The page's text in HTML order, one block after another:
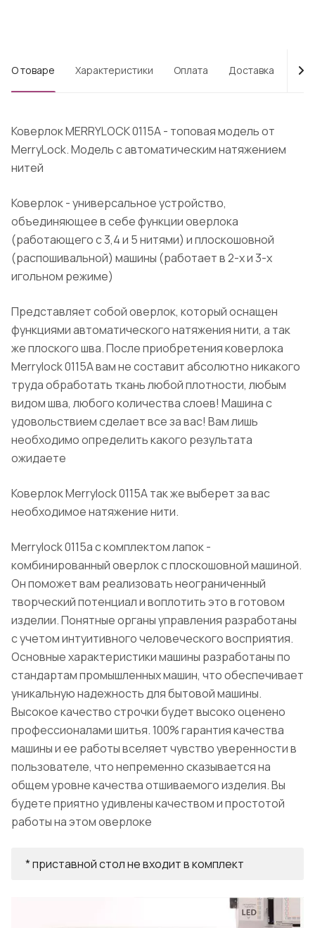
О товаре Характеристики Оплата Доставка
Коверлок MERRYLOCK 0115A - топовая модель от
MerryLock. Модель с автоматическим натяжением
нитей
Коверлок - универсальное устройство,
объединяющее в себе функции оверлока
(работающего с 3,4 и 5 нитями) и плоскошовной
(распошивальной) машины (работает в 2-х и 3-х
игольном режиме)
Представляет собой оверлок, который оснащен
функциями автоматического натяжения нити, а так
же плоского шва. После приобретения коверлока
Merrylock 0115A вам не составит абсолютно никакого
труда обработать ткань любой плотности, любым
видом шва, любого количества слоев! Машина с
удовольствием сделает все за вас! Вам лишь
необходимо определить какого результата
ожидаете
Коверлок Merrylock 0115A так же выберет за вас
необходимое натяжение нити.
Merrylock 0115a с комплектом лапок -
комбинированный оверлок с плоскошовной машиной.
Он поможет вам реализовать неограниченный
творческий потенциал и воплотить это в готовом
изделии. Понятные органы управления разработаны
с учетом интуитивного человеческого восприятия.
Основные характеристики машины разработаны по
стандартам промышленных машин, что обеспечивает
уникальную надежность для бытовой машины.
Высокое качество строчки будет высоко оценено
профессионалами шитья. 100% гарантия качества
машины и ее работы вселяет чувство уверенности в
пользователе, что непременно сказывается на
общем уровне качества отшиваемого изделия. Вы
будете приятно удивлены качеством и простотой
работы на этом оверлоке
* приставной стол не входит в комплект